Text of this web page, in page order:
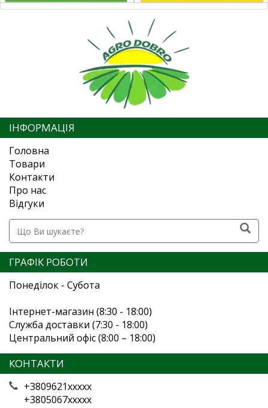
ІНФОРМАЦІЯ
Головна
Товари
Контакти
Про нас
Відгуки
ГРАФІК РОБОТИ
Понеділок - Субота
Інтернет-магазин (8:30 - 18:00)
Служба доставки (7:30 - 18:00)
Центральний офіс (8:00 – 18:00)
КОНТАКТИ
+3809621xxxxx
+3805067xxxxx